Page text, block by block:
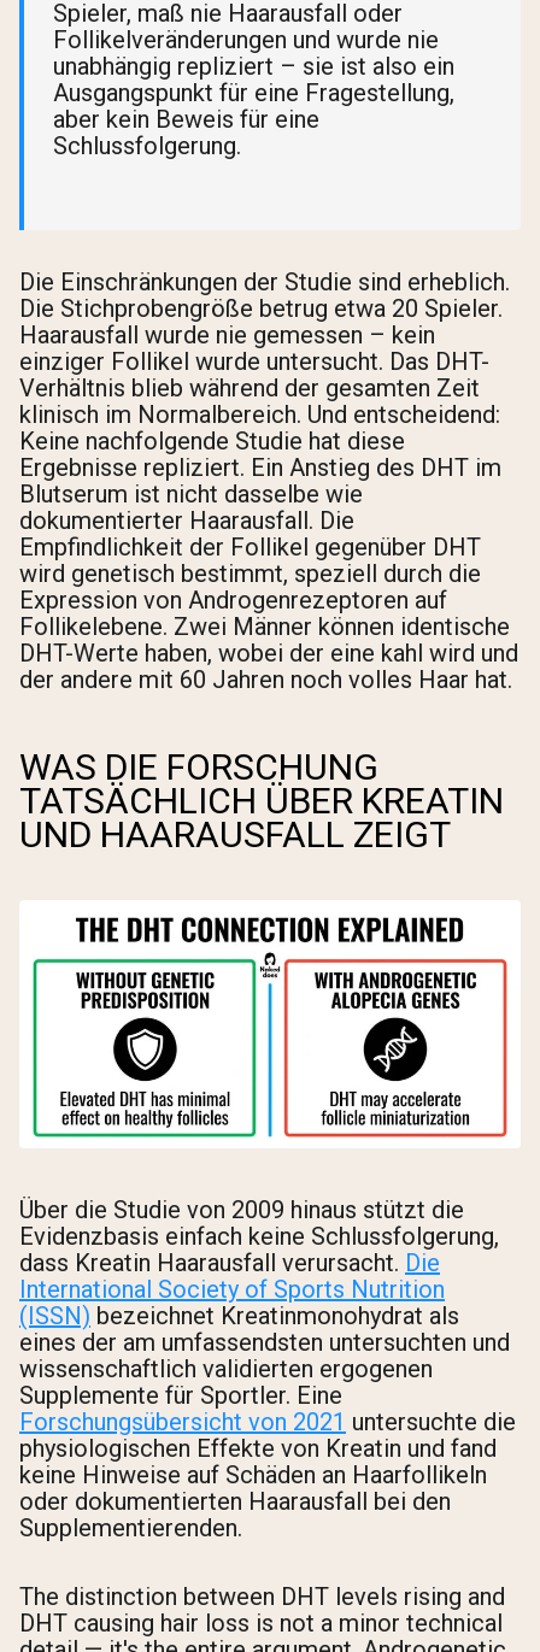
Spieler, maß nie Haarausfall oder
Follikelveränderungen und wurde nie
unabhängig repliziert – sie ist also ein
Ausgangspunkt für eine Fragestellung,
aber kein Beweis für eine
Schlussfolgerung.
Die Einschränkungen der Studie sind erheblich.
Die Stichprobengröße betrug etwa 20 Spieler.
Haarausfall wurde nie gemessen – kein
einziger Follikel wurde untersucht. Das DHT-
Verhältnis blieb während der gesamten Zeit
klinisch im Normalbereich. Und entscheidend:
Keine nachfolgende Studie hat diese
Ergebnisse repliziert. Ein Anstieg des DHT im
Blutserum ist nicht dasselbe wie
dokumentierter Haarausfall. Die
Empfindlichkeit der Follikel gegenüber DHT
wird genetisch bestimmt, speziell durch die
Expression von Androgenrezeptoren auf
Follikelebene. Zwei Männer können identische
DHT-Werte haben, wobei der eine kahl wird und
der andere mit 60 Jahren noch volles Haar hat.
WAS DIE FORSCHUNG
TATSÄCHLICH ÜBER KREATIN
UND HAARAUSFALL ZEIGT
Über die Studie von 2009 hinaus stützt die
Evidenzbasis einfach keine Schlussfolgerung,
dass Kreatin Haarausfall verursacht. Die
International Society of Sports Nutrition
(ISSN) bezeichnet Kreatinmonohydrat als
eines der am umfassendsten untersuchten und
wissenschaftlich validierten ergogenen
Supplemente für Sportler. Eine
Forschungsübersicht von 2021 untersuchte die
physiologischen Effekte von Kreatin und fand
keine Hinweise auf Schäden an Haarfollikeln
oder dokumentierten Haarausfall bei den
Supplementierenden.
The distinction between DHT levels rising and
DHT causing hair loss is not a minor technical